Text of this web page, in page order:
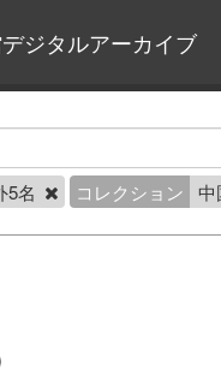
ジタルアーカイブ
5名 コレクション 中